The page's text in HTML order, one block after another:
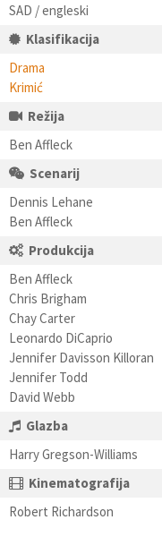
SAD / engleski
Klasifikacija
Drama
Krimić
Režija
Ben Affleck
Scenarij
Dennis Lehane
Ben Affleck
Produkcija
Ben Affleck
Chris Brigham
Chay Carter
Leonardo DiCaprio
Jennifer Davisson Killoran
Jennifer Todd
David Webb
Glazba
Harry Gregson-Williams
Kinematografija
Robert Richardson